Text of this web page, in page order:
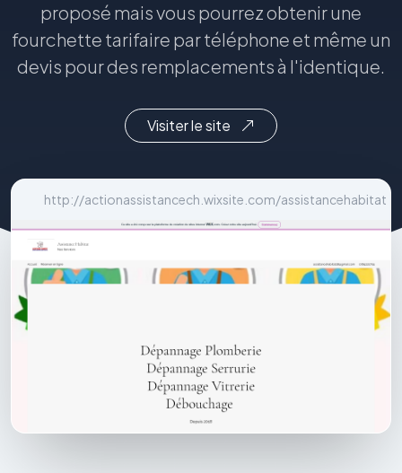
proposé mais vous pourrez obtenir une
fourchette tarifaire par téléphone et même un
devis pour des remplacements à l'identique.
Visiter le site
http://actionassistancech.wixsite.com/assistancehabitat